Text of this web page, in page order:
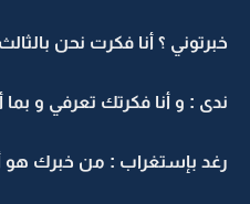
خبرتوني ؟ أنا فكرت نحن
ندى : و أنا فكرتك تعرفي و
رغد بإستغراب : من خبرك هو